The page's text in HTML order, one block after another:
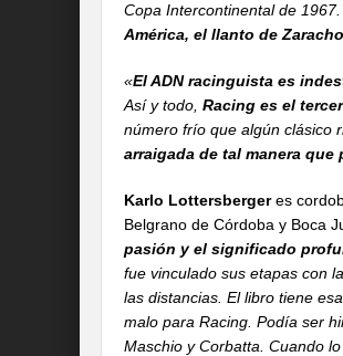
Copa Intercontinental de
América, el llanto de
«El ADN racinguista es
Así y todo, Racing es el
número frío que algún clásico
arraigada de tal manera
Karlo Lottersbergeres
Belgrano de Córdoba y Boca
pasión y el significado
fue vinculado sus etapas con
las distancias. El libro tiene esa
malo para Racing. Podía ser
Maschio y Corbatta. Cuando